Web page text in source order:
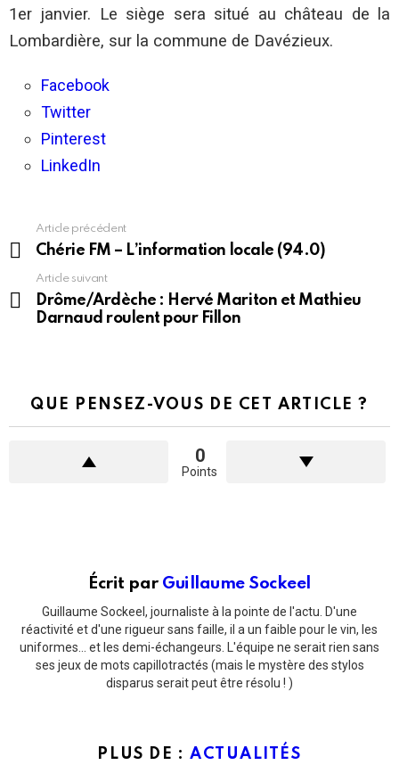
1er janvier. Le siège sera situé au château de la
Lombardière, sur la commune de Davézieux.
Facebook
Twitter
Pinterest
LinkedIn
voir
Article précédent
Chérie FM – L’information locale (94.0)
Article suivant
Drôme/Ardèche : Hervé Mariton et Mathieu
Darnaud roulent pour Fillon
QUE PENSEZ-VOUS DE CET ARTICLE ?
0
Points
Écrit par Guillaume Sockeel
Guillaume Sockeel, journaliste à la pointe de l'actu. D'une
réactivité et d'une rigueur sans faille, il a un faible pour le vin, les
uniformes... et les demi-échangeurs. L'équipe ne serait rien sans
ses jeux de mots capillotractés (mais le mystère des stylos
disparus serait peut être résolu ! )
PLUS DE : ACTUALITÉS